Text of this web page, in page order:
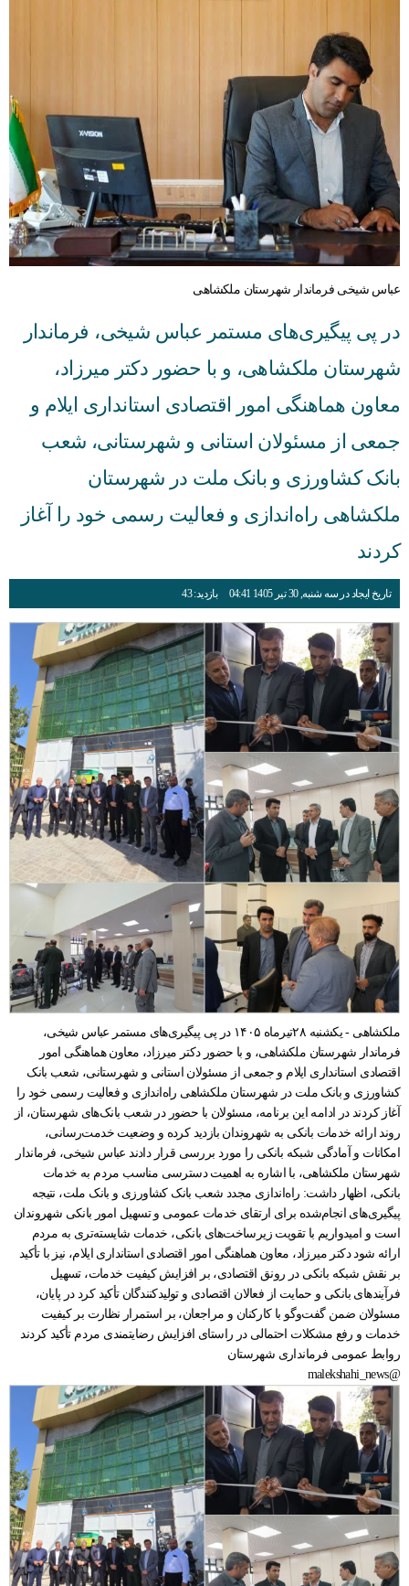
عباس شیخی فرماندار شهرستان ملکشاهی
در پی پیگیری‌های مستمر عباس شیخی، فرماندار
شهرستان ملکشاهی، و با حضور دکتر میرزاد،
معاون هماهنگی امور اقتصادی استانداری ایلام و
جمعی از مسئولان استانی و شهرستانی، شعب
بانک کشاورزی و بانک ملت در شهرستان
ملکشاهی راه‌اندازی و فعالیت رسمی خود را آغاز
کردند
تاریخ ایجاد در سه شنبه, 30 تیر 1405 04:41 بازدید: 43
ملکشاهی - یکشنبه ۲۸تیرماه ۱۴۰۵ در پی پیگیری‌های مستمر عباس شیخی،
فرماندار شهرستان ملکشاهی، و با حضور دکتر میرزاد، معاون هماهنگی امور
اقتصادی استانداری ایلام و جمعی از مسئولان استانی و شهرستانی، شعب بانک
کشاورزی و بانک ملت در شهرستان ملکشاهی راه‌اندازی و فعالیت رسمی خود را
آغاز کردند در ادامه این برنامه، مسئولان با حضور در شعب بانک‌های شهرستان، از
روند ارائه خدمات بانکی به شهروندان بازدید کرده و وضعیت خدمت‌رسانی،
امکانات و آمادگی شبکه بانکی را مورد بررسی قرار دادند عباس شیخی، فرماندار
شهرستان ملکشاهی، با اشاره به اهمیت دسترسی مناسب مردم به خدمات
بانکی، اظهار داشت: راه‌اندازی مجدد شعب بانک کشاورزی و بانک ملت، نتیجه
پیگیری‌های انجام‌شده برای ارتقای خدمات عمومی و تسهیل امور بانکی شهروندان
است و امیدواریم با تقویت زیرساخت‌های بانکی، خدمات شایسته‌تری به مردم
ارائه شود دکتر میرزاد، معاون هماهنگی امور اقتصادی استانداری ایلام، نیز با تأکید
بر نقش شبکه بانکی در رونق اقتصادی، بر افزایش کیفیت خدمات، تسهیل
فرآیندهای بانکی و حمایت از فعالان اقتصادی و تولیدکنندگان تأکید کرد در پایان،
مسئولان ضمن گفت‌وگو با کارکنان و مراجعان، بر استمرار نظارت بر کیفیت
خدمات و رفع مشکلات احتمالی در راستای افزایش رضایتمندی مردم تأکید کردند
روابط عمومی فرمانداری شهرستان
@malekshahi_news
قوانین عادی
آئین نامه ها
بخشنامه ها
اسناد بالادستی